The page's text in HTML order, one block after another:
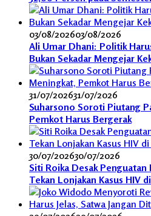
03/08/202603/08/2026
Ali Umar Dhani: Politik
Bukan Sekadar Mengejar
31/07/202631/07/2026
Suharsono Soroti Piutang
Pemkot Harus Bergerak
30/07/202630/07/2026
Siti Roika Desak
Tekan Lonjakan Kasus HIV